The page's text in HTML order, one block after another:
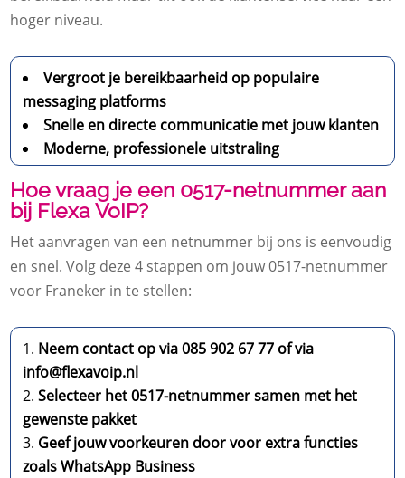
hoger niveau.
Vergroot je bereikbaarheid op populaire
messaging platforms
Snelle en directe communicatie met jouw klanten
Moderne, professionele uitstraling
Hoe vraag je een 0517-netnummer aan
bij Flexa VoIP?
Het aanvragen van een netnummer bij ons is eenvoudig
en snel. Volg deze 4 stappen om jouw 0517-netnummer
voor Franeker in te stellen:
Neem contact op via 085 902 67 77 of via
info@flexavoip.nl
Selecteer het 0517-netnummer samen met het
gewenste pakket
Geef jouw voorkeuren door voor extra functies
zoals WhatsApp Business